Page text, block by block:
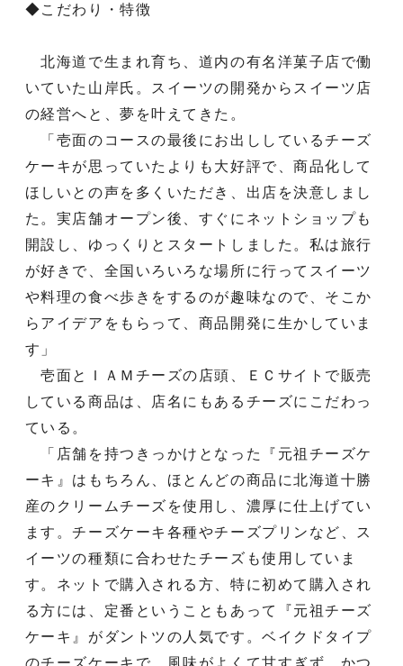
◆こだわり・特徴
北海道で生まれ育ち、道内の有名洋菓子店で働
いていた山岸氏。スイーツの開発からスイーツ店
の経営へと、夢を叶えてきた。
「壱面のコースの最後にお出ししているチーズ
ケーキが思っていたよりも大好評で、商品化して
ほしいとの声を多くいただき、出店を決意しまし
た。実店舗オープン後、すぐにネットショップも
開設し、ゆっくりとスタートしました。私は旅行
が好きで、全国いろいろな場所に行ってスイーツ
や料理の食べ歩きをするのが趣味なので、そこか
らアイデアをもらって、商品開発に生かしていま
す」
壱面とＩＡＭチーズの店頭、ＥＣサイトで販売
している商品は、店名にもあるチーズにこだわっ
ている。
「店舗を持つきっかけとなった『元祖チーズケ
ーキ』はもちろん、ほとんどの商品に北海道十勝
産のクリームチーズを使用し、濃厚に仕上げてい
ます。チーズケーキ各種やチーズプリンなど、ス
イーツの種類に合わせたチーズも使用していま
す。ネットで購入される方、特に初めて購入され
る方には、定番ということもあって『元祖チーズ
ケーキ』がダントツの人気です。ベイクドタイプ
のチーズケーキで、風味がよくて甘すぎず、かつ